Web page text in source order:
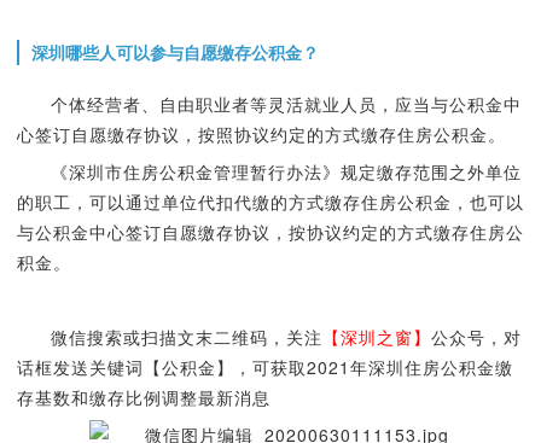
深圳哪些人可以参与自愿缴存公积金？
个体经营者、自由职业者等灵活就业人员，应当与公积金中
心签订自愿缴存协议，按照协议约定的方式缴存住房公积金。
《深圳市住房公积金管理暂行办法》规定缴存范围之外单位
的职工，可以通过单位代扣代缴的方式缴存住房公积金，也可以
与公积金中心签订自愿缴存协议，按协议约定的方式缴存住房公
积金。
微信搜索或扫描文末二维码，关注 【深圳之窗】 公众号，对
话框发送关键词【公积金】，可获取2021年深圳住房公积金缴
存基数和缴存比例调整最新消息